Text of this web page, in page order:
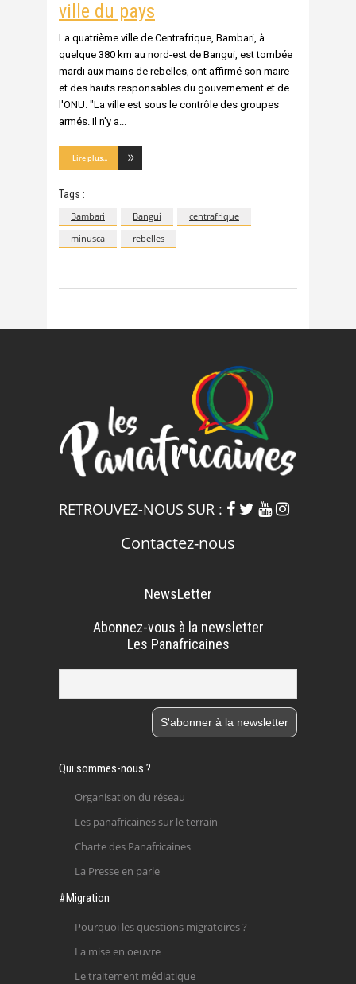
ville du pays
La quatrième ville de Centrafrique, Bambari, à
quelque 380 km au nord-est de Bangui, est tombée
mardi aux mains de rebelles, ont affirmé son maire
et des hauts responsables du gouvernement et de
l'ONU. "La ville est sous le contrôle des groupes
armés. Il n'y a
Lire plus...
Tags :
Bambari Bangui
centrafrique
minusca
rebelles
RETROUVEZ-NOUS SUR :
Contactez-nous
NewsLetter
Abonnez-vous à la newsletter
Les Panafricaines
Qui sommes-nous ?
Organisation du réseau
Les panafricaines sur le terrain
Charte des Panafricaines
La Presse en parle
#Migration
Pourquoi les questions migratoires ?
La mise en oeuvre
Le traitement médiatique